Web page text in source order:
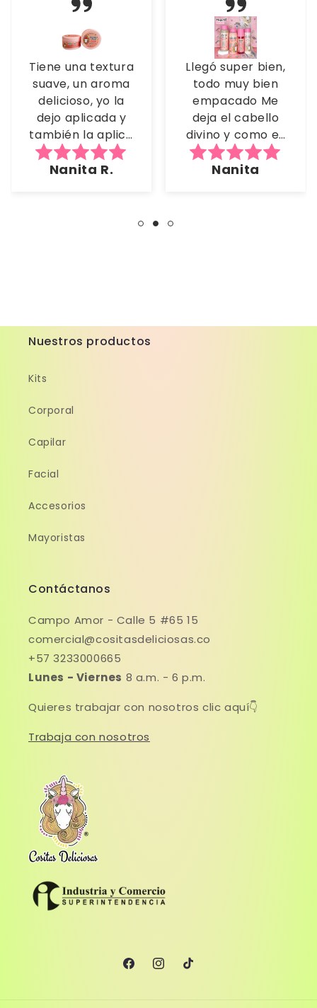
Tiene una textura
suave, un aroma
delicioso, yo la
dejo aplicada y
también la aplico
con el
repolarizador Me
Nanita R.
Llegó super bien,
todo muy bien
empacado Me
deja el cabello
divino y como es
decolorado y
tengo tono
Nanita
Nuestros productos
Kits
Corporal
Capilar
Facial
Accesorios
Mayoristas
Contáctanos
Campo Amor - Calle 5 #65 15
comercial@cositasdeliciosas.co
+57 3233000665
Lunes - Viernes 8 a.m. - 6 p.m.
Quieres trabajar con nosotros clic aquí👇
Trabaja con nosotros
F
I
T